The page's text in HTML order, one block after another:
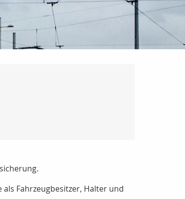
als Fahrzeugbesitzer, Halter und